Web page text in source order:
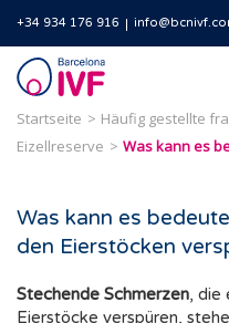
+34 934 176 916
Barcelona
IVF
Startseite Häufig gestellte
Eizellreserve
Was kann es
den Eierstöcken
Stechende Schmerzen, die
Eierstöcke verspüren,